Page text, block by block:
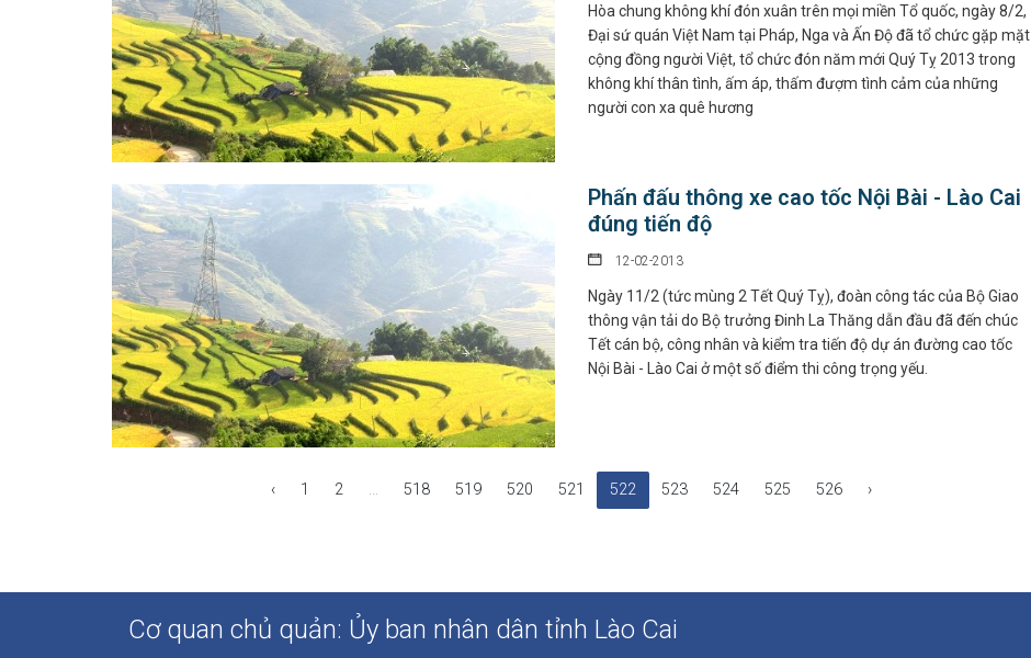
Hòa chung không khí đón xuân trên mọi miền Tổ quốc, ngày 8/2,
Đại sứ quán Việt Nam tại Pháp, Nga và Ấn Độ đã tổ chức gặp mặt
cộng đồng người Việt, tổ chức đón năm mới Quý Tỵ 2013 trong
không khí thân tình, ấm áp, thấm đượm tình cảm của những
người con xa quê hương
Phấn đấu thông xe cao tốc Nội Bài - Lào Cai
đúng tiến độ
12-02-2013
Ngày 11/2 (tức mùng 2 Tết Quý Tỵ), đoàn công tác của Bộ Giao
thông vận tải do Bộ trưởng Đinh La Thăng dẫn đầu đã đến chúc
Tết cán bộ, công nhân và kiểm tra tiến độ dự án đường cao tốc
Nội Bài - Lào Cai ở một số điểm thi công trọng yếu.
‹ 1 2 ... 518 519 520 521 522 523 524 525 526 ›
Cơ quan chủ quản: Ủy ban nhân dân tỉnh Lào Cai